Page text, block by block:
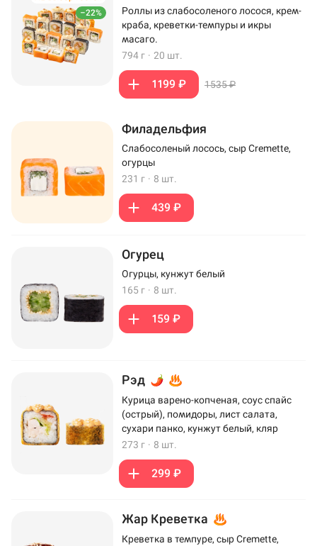
–22%
Роллы из слабосоленого лосося, крем-
краба, креветки-темпуры и икры
масаго.
794 г · 20 шт.
1199 ₽ 1535 ₽
Филадельфия
Слабосоленый лосось, сыр Cremette,
огурцы
231 г · 8 шт.
439 ₽
Огурец
Огурцы, кунжут белый
165 г · 8 шт.
159 ₽
Рэд
Курица варено-копченая, соус спайс
(острый), помидоры, лист салата,
сухари панко, кунжут белый, кляр
273 г · 8 шт.
299 ₽
Жар Креветка
Креветка в темпуре, сыр Cremette,